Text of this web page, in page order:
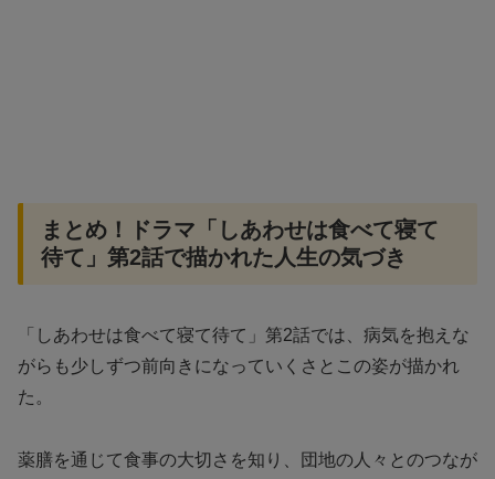
まとめ！ドラマ「しあわせは食べて寝て
待て」第2話で描かれた人生の気づき
「しあわせは食べて寝て待て」第2話では、病気を抱えな
がらも少しずつ前向きになっていくさとこの姿が描かれ
た。
薬膳を通じて食事の大切さを知り、団地の人々とのつなが